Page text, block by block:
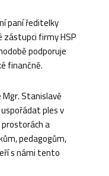
paní ředitelky
firmy HSP
podporuje
finančně.
Stanislavě
ples v
a
pedagogům,
s námi tento